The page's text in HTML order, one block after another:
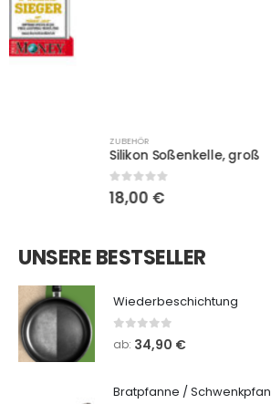
Silikon Soßenkelle, groß
UNSERE BESTSELLER
Wiederbeschichtung
out of 5
ab: 34,90 €
Bratpfanne /